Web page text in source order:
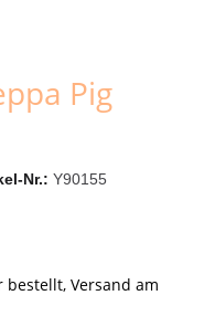
Pig
Nr. Y90155
bestellt, Versand am